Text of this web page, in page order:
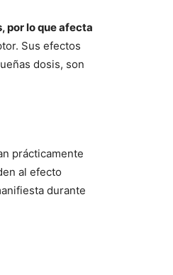
por lo que afecta
Sus efectos
dosis, son
prácticamente
al efecto
durante